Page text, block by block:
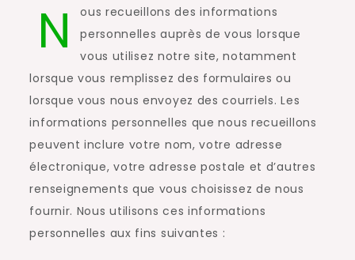
N
ous recueillons des informations
personnelles auprès de vous lorsque
vous utilisez notre site, notamment
lorsque vous remplissez des formulaires ou
lorsque vous nous envoyez des courriels. Les
informations personnelles que nous recueillons
peuvent inclure votre nom, votre adresse
électronique, votre adresse postale et d’autres
renseignements que vous choisissez de nous
fournir. Nous utilisons ces informations
personnelles aux fins suivantes :